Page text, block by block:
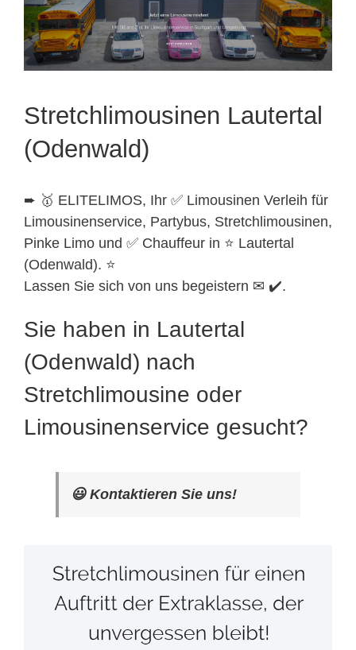
Stretchlimousinen Lautertal
(Odenwald)
➨ 🥇 ELITELIMOS, Ihr ✅ Limousinen Verleih für
Limousinenservice, Partybus, Stretchlimousinen,
Pinke Limo und ✅ Chauffeur in ⭐ Lautertal
(Odenwald). ⭐
Lassen Sie sich von uns begeistern ✉ ✔️.
Sie haben in Lautertal
(Odenwald) nach
Stretchlimousine oder
Limousinenservice gesucht?
😃 Kontaktieren Sie uns!